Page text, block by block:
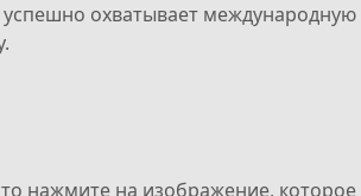
успешно охватывает международную
нажмите на изображение, которое